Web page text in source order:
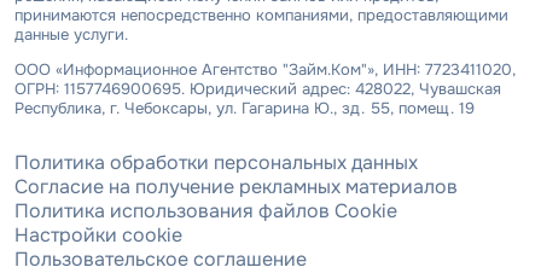
принимаются непосредственно компаниями, предоставляющими
данные услуги.
ООО «Информационное Агентство "Займ.Ком"», ИНН: 7723411020,
ОГРН: 1157746900695. Юридический адрес: 428022, Чувашская
Республика, г. Чебоксары, ул. Гагарина Ю., зд. 55, помещ. 19
Политика обработки персональных данных
Согласие на получение рекламных материалов
Политика использования файлов Cookie
Настройки cookie
Пользовательское соглашение